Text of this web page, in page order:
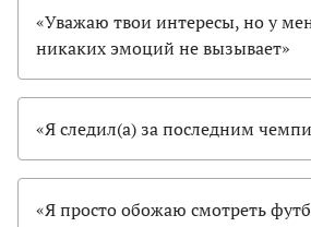
«Уважаю твои интересы, но у
никаких эмоций не вызывает»
«Я следил(а) за последним
«Я просто обожаю смотреть